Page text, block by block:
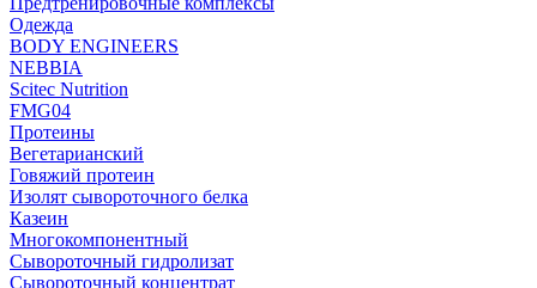
Одежда
BODY ENGINEERS
NEBBIA
Scitec Nutrition
FMG04
Протеины
Вегетарианский
Говяжий протеин
Изолят сывороточного белка
Казеин
Многокомпонентный
Сывороточный гидролизат
Сывороточный концентрат